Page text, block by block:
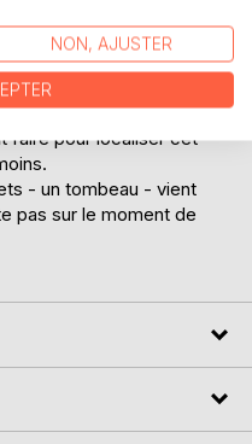
existe quelque part une
avenir semble
anglais appelé Fawcett,
faire pour localiser cet
- un tombeau - vient
pas sur le moment de
NON, AJUSTER